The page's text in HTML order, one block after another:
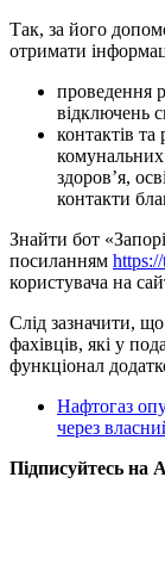
Так, за його
отримати
проведення
відключень
контактів та
комунальних
здоров’я,
контакти
Знайти бот
посиланням
користувача на
Слід зазначити,
фахівців, які у
функціонал
Нафтогаз
через
Підписуйтесь на